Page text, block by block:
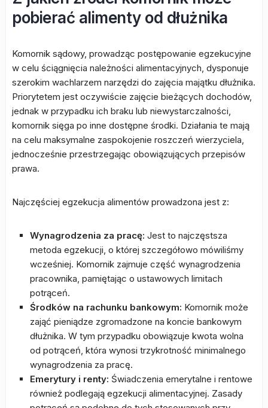
pobierać alimenty od dłużnika
Komornik sądowy, prowadząc postępowanie egzekucyjne
w celu ściągnięcia należności alimentacyjnych, dysponuje
szerokim wachlarzem narzędzi do zajęcia majątku dłużnika.
Priorytetem jest oczywiście zajęcie bieżących dochodów,
jednak w przypadku ich braku lub niewystarczalności,
komornik sięga po inne dostępne środki. Działania te mają
na celu maksymalne zaspokojenie roszczeń wierzyciela,
jednocześnie przestrzegając obowiązujących przepisów
prawa.
Najczęściej egzekucja alimentów prowadzona jest z:
Wynagrodzenia za pracę: Jest to najczęstsza
metoda egzekucji, o której szczegółowo mówiliśmy
wcześniej. Komornik zajmuje część wynagrodzenia
pracownika, pamiętając o ustawowych limitach
potrąceń.
Środków na rachunku bankowym: Komornik może
zająć pieniądze zgromadzone na koncie bankowym
dłużnika. W tym przypadku obowiązuje kwota wolna
od potrąceń, która wynosi trzykrotność minimalnego
wynagrodzenia za pracę.
Emerytury i renty: Świadczenia emerytalne i rentowe
również podlegają egzekucji alimentacyjnej. Zasady